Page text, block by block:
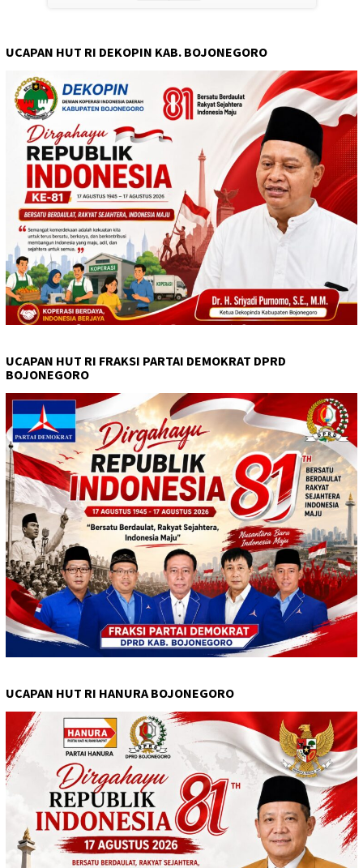
UCAPAN HUT RI DEKOPIN KAB. BOJONEGORO
UCAPAN HUT RI FRAKSI PARTAI DEMOKRAT DPRD
BOJONEGORO
UCAPAN HUT RI HANURA BOJONEGORO